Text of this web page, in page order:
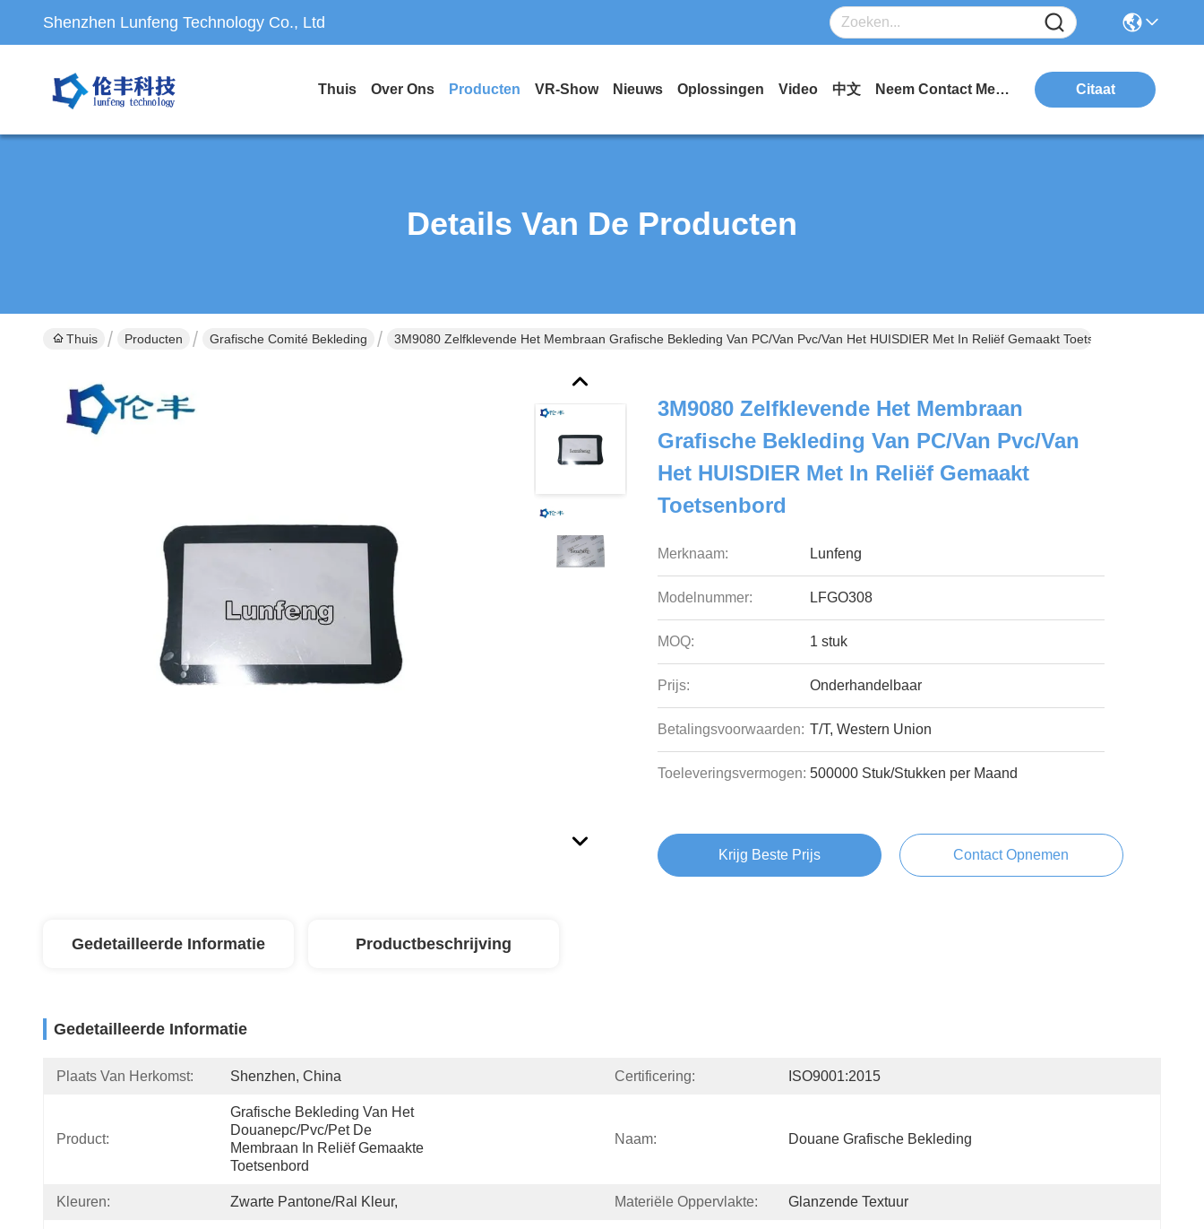
Shenzhen Lunfeng Technology Co., Ltd
Thuis Over Ons Producten VR-Show Nieuws Oplossingen Video 中文 Neem Contact Met Ons Op. Citaat
Details Van De Producten
Thuis Producten Grafische Comité Bekleding 3M9080 Zelfklevende Het Membraan Grafische Bekleding Van PC/van Pvc/van Het HUISDIER Met In Reliëf Gemaakt Toetsenbord
3M9080 Zelfklevende Het Membraan
Grafische Bekleding Van PC/van Pvc/van
Het HUISDIER Met In Reliëf Gemaakt
Toetsenbord
Merknaam: Lunfeng
Modelnummer: LFGO308
MOQ: 1 stuk
Prijs: Onderhandelbaar
Betalingsvoorwaarden: T/T, Western Union
Toeleveringsvermogen: 500000 Stuk/Stukken per Maand
Krijg Beste Prijs Contact Opnemen
Gedetailleerde Informatie Productbeschrijving
Gedetailleerde Informatie
Plaats Van Herkomst: Shenzhen, China Certificering: ISO9001:2015
Product:
Grafische Bekleding Van Het
Douanepc/pvc/pet De
Membraan In Reliëf Gemaakte
Toetsenbord
Naam: Douane Grafische Bekleding
Kleuren: Zwarte Pantone/ral Kleur, Materiële Oppervlakte: Glanzende Textuur